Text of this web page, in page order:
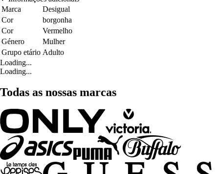
Marca
Desigual
Cor
borgonha
Cor
Vermelho
Género
Mulher
Grupo etário Adulto
Loading...
Loading...
Todas as nossas marcas